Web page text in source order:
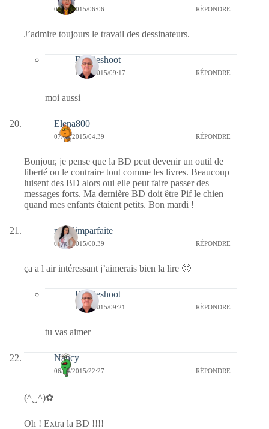
07/04/2015/06:06 RÉPONDRE
J’admire toujours le travail des dessinateurs.
Bernieshoot
14/04/2015/09:17 RÉPONDRE
moi aussi
Elena800
07/04/2015/04:39 RÉPONDRE
Bonjour, je pense que la BD peut devenir un outil de
liberté ou le contraire tout comme les livres. Beaucoup
luisent des BD alors oui elle peut faire passer des
messages forts. Ma dernière BD doit être Pif le chien
quand mes enfants étaient petits. Bon mardi !
melolimparfaite
07/04/2015/00:39 RÉPONDRE
ça a l air intéressant j’aimerais bien la lire 🙂
Bernieshoot
14/04/2015/09:21 RÉPONDRE
tu vas aimer
Nancy
06/04/2015/22:27 RÉPONDRE
(^‿^)✿
Oh ! Extra la BD !!!!